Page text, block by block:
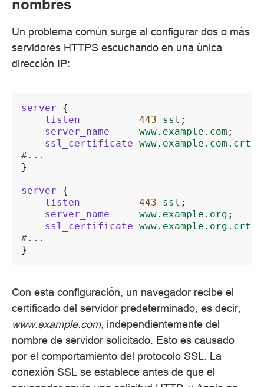
nombres
Un problema común surge al configurar dos o más
servidores HTTPS escuchando en una única
dirección IP:
server
{
listen
443 ssl ;
server_name
www.example.com ;
ssl_certificate www.example.com.crt
#...
}
server
{
listen
443 ssl ;
server_name
www.example.org ;
ssl_certificate www.example.org.crt
#...
}
Con esta configuración, un navegador recibe el
certificado del servidor predeterminado, es decir,
www.example.com, independientemente del
nombre de servidor solicitado. Esto es causado
por el comportamiento del protocolo SSL. La
conexión SSL se establece antes de que el